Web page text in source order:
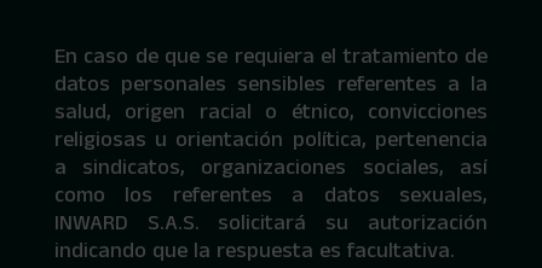
En caso de que se requiera el tratamiento de
datos personales sensibles referentes a la
salud, origen racial o étnico, convicciones
religiosas u orientación política, pertenencia
a sindicatos, organizaciones sociales, así
como los referentes a datos sexuales,
INWARD S.A.S. solicitará su autorización
indicando que la respuesta es facultativa.